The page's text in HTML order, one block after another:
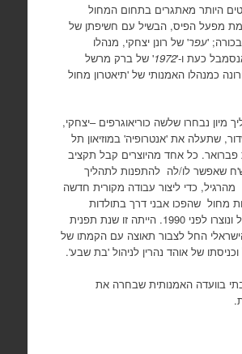
היותר מאתגרים בתחום המחול
מפעל הפיס, הבשיל עם חשיפתן של
'עפר' של רונן יצחקי, מנהלו
כעת ו-'1972' של ברק מרשל
כמנהלו האמנותי של 'תיאטרון מחול
מיון נבחרו שלשה כוריאוגרפים –יצחקי,
שתעלה את 'אנטרופיה' במוזיאון תל
כל אחד מהיוצרים קבל תקציב
200,000 ש'ח שאפשר לו/לה להתפנות לתהליך
כדי ליצור עבודה מקורית חדשה
מחול שהפכו אבני דרך בתולדות
המחול בישראל ונוצרו לפני 1990. הייתה זו שנת תפנית
החל לצבור תאוצה עם הקמתו של
וכניסתו של אוהד נהרין לניהול 'בת שבע'.
בוועדה האמנותית שבחרה את